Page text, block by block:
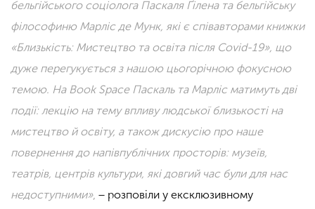
бельгійського соціолога Паскаля Ґілена та бельгійську
філософиню Марліс де Мунк, які є співавторами книжки
«Близькість: Мистецтво та освіта після Covid-19», що
дуже перегукується з нашою цьогорічною фокусною
темою. На Book Space Паскаль та Марліс матимуть дві
події: лекцію на тему впливу людської близькості на
мистецтво й освіту, а також дискусію про наше
повернення до напівпублічних просторів: музеїв,
театрів, центрів культури, які довгий час були для нас
недоступними», − розповіли у ексклюзивному